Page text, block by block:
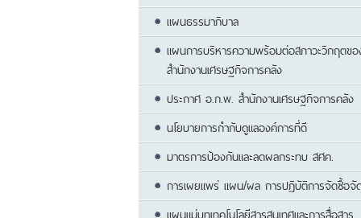
แผนธรรมาภิบาล
แผนการบริหารความพร้อมต่อสภาวะวิกฤตข
สำนักงานเศรษฐกิจการคลัง
ประกาศ อ.ก.พ. สำนักงานเศรษฐกิจการคลัง
นโยบายการกำกับดูแลองค์การที่ดี
มาตรการป้องกันและลดผลกระทบ สศค.
การเผยแพร่ แผน/ผล การปฏิบัติการจัดซื้อจั